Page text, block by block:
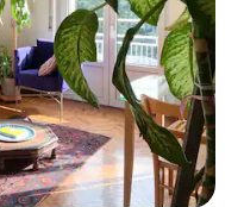
a pé